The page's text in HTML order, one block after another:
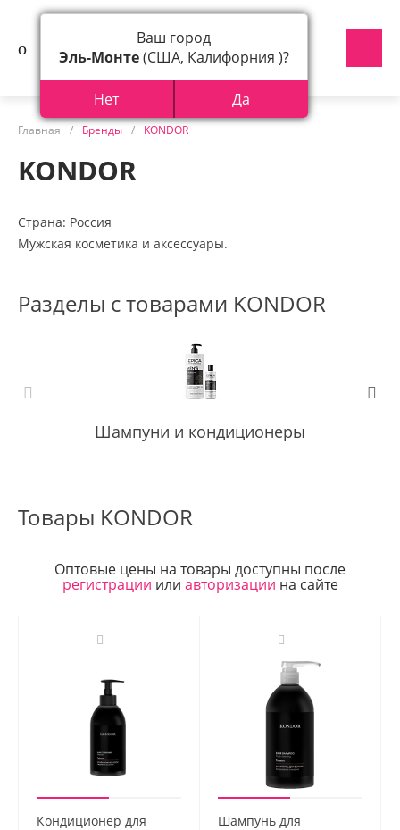
Главная / Бренды / KONDOR
KONDOR
Страна: Россия
Мужская косметика и аксессуары.
Разделы с товарами KONDOR
Шампуни и кондиционеры
Товары KONDOR
Оптовые цены на товары доступны после
регистрации или авторизации на сайте
Кондиционер для
Шампунь для
Ваш город
Эль-Монте(США, Калифорния )?
Нет Да